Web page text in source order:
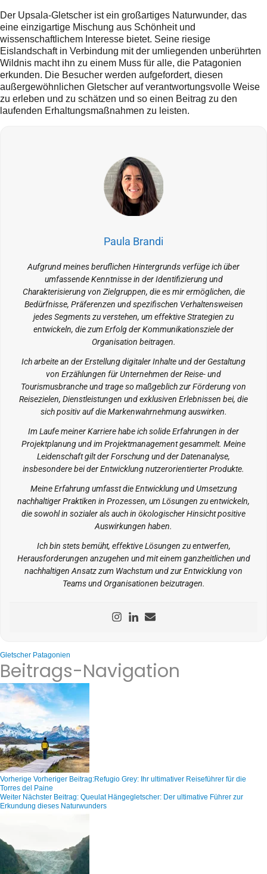
Der Upsala-Gletscher ist ein großartiges Naturwunder, das
eine einzigartige Mischung aus Schönheit und
wissenschaftlichem Interesse bietet. Seine riesige
Eislandschaft in Verbindung mit der umliegenden unberührten
Wildnis macht ihn zu einem Muss für alle, die Patagonien
erkunden. Die Besucher werden aufgefordert, diesen
außergewöhnlichen Gletscher auf verantwortungsvolle Weise
zu erleben und zu schätzen und so einen Beitrag zu den
laufenden Erhaltungsmaßnahmen zu leisten.
Paula Brandi
Aufgrund meines beruflichen Hintergrunds verfüge ich über
umfassende Kenntnisse in der Identifizierung und
Charakterisierung von Zielgruppen, die es mir ermöglichen, die
Bedürfnisse, Präferenzen und spezifischen Verhaltensweisen
jedes Segments zu verstehen, um effektive Strategien zu
entwickeln, die zum Erfolg der Kommunikationsziele der
Organisation beitragen.
Ich arbeite an der Erstellung digitaler Inhalte und der Gestaltung
von Erzählungen für Unternehmen der Reise- und
Tourismusbranche und trage so maßgeblich zur Förderung von
Reisezielen, Dienstleistungen und exklusiven Erlebnissen bei, die
sich positiv auf die Markenwahrnehmung auswirken.
Im Laufe meiner Karriere habe ich solide Erfahrungen in der
Projektplanung und im Projektmanagement gesammelt. Meine
Leidenschaft gilt der Forschung und der Datenanalyse,
insbesondere bei der Entwicklung nutzerorientierter Produkte.
Meine Erfahrung umfasst die Entwicklung und Umsetzung
nachhaltiger Praktiken in Prozessen, um Lösungen zu entwickeln,
die sowohl in sozialer als auch in ökologischer Hinsicht positive
Auswirkungen haben.
Ich bin stets bemüht, effektive Lösungen zu entwerfen,
Herausforderungen anzugehen und mit einem ganzheitlichen und
nachhaltigen Ansatz zum Wachstum und zur Entwicklung von
Teams und Organisationen beizutragen.
Gletscher Patagonien
Beitrags-Navigation
Vorherige Vorheriger Beitrag:Refugio Grey: Ihr ultimativer Reiseführer für die
Torres del Paine
Weiter Nächster Beitrag: Queulat Hängegletscher: Der ultimative Führer zur
Erkundung dieses Naturwunders